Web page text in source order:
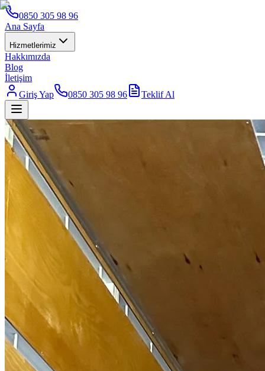
0850 305 98 96
Ana Sayfa
Hizmetlerimiz
Hakkımızda
Blog
İletişim
Giriş Yap
0850 305 98 96 Teklif Al